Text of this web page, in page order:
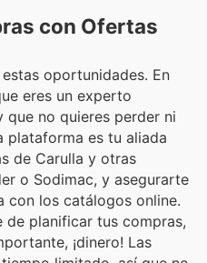
con Ofertas
oportunidades. En
eres un experto
no quieres perder ni
plataforma es tu aliada
de Carulla y otras
o Sodimac, y asegurarte
con los catálogos online.
de planificar tus compras,
¡dinero! Las